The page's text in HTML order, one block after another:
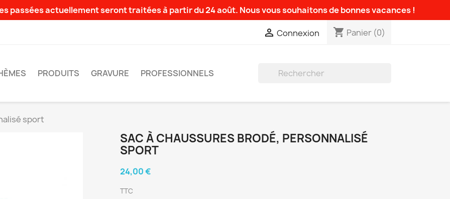
passées actuellement seront traitées à partir du 24 août. Nous vous souhaitons de bonnes vacances !
 Connexion shopping_cart Panier (0)
PRODUITS GRAVURE PROFESSIONNELS
sport
SAC À CHAUSSURES BRODÉ, PERSONNALISÉ
SPORT
24,00 €
TTC